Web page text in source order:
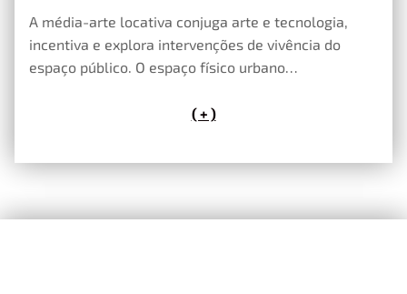
A média-arte locativa conjuga arte e tecnologia,
incentiva e explora intervenções de vivência do
espaço público. O espaço físico urbano…
( + )